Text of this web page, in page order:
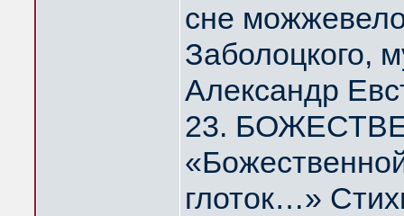
сне
Заболоцкого,
Александр
23.
глоток…»